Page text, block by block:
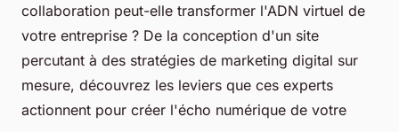
collaboration peut-elle transformer l'ADN virtuel de
votre entreprise ? De la conception d'un site
percutant à des stratégies de marketing digital sur
mesure, découvrez les leviers que ces experts
actionnent pour créer l'écho numérique de votre